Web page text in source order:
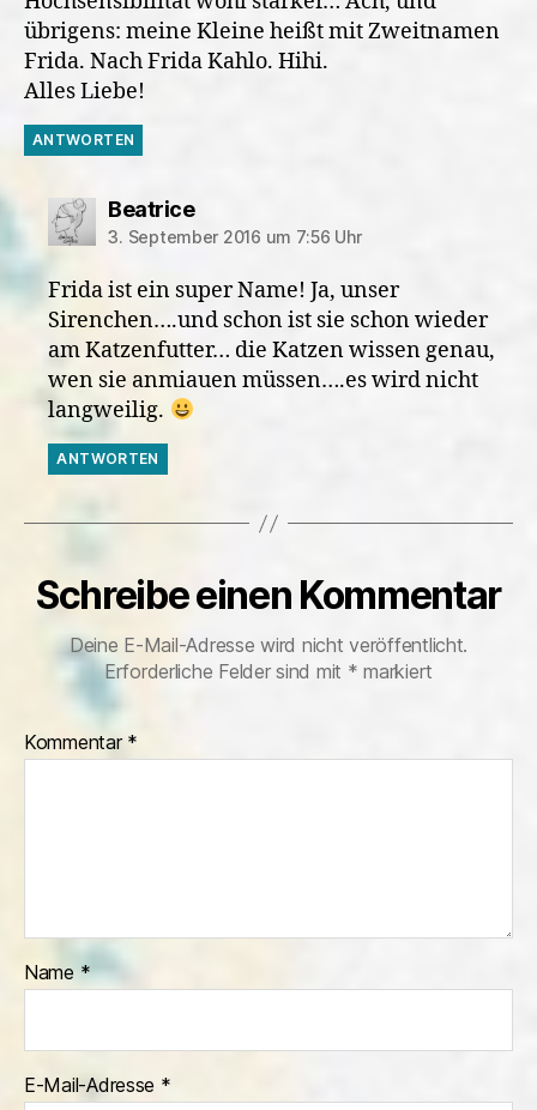
übrigens: meine Kleine heißt mit Zweitnamen
Frida. Nach Frida Kahlo. Hihi.
Alles Liebe!
ANTWORTEN
Beatricesagt:
3. September 2016 um 7:56 Uhr
Frida ist ein super Name! Ja, unser
Sirenchen….und schon ist sie schon wieder
am Katzenfutter… die Katzen wissen genau,
wen sie anmiauen müssen….es wird nicht
langweilig.
ANTWORTEN
Schreibe einen Kommentar
Deine E-Mail-Adresse wird nicht veröffentlicht.
Erforderliche Felder sind mit * markiert
Kommentar *
Name *
E-Mail-Adresse *